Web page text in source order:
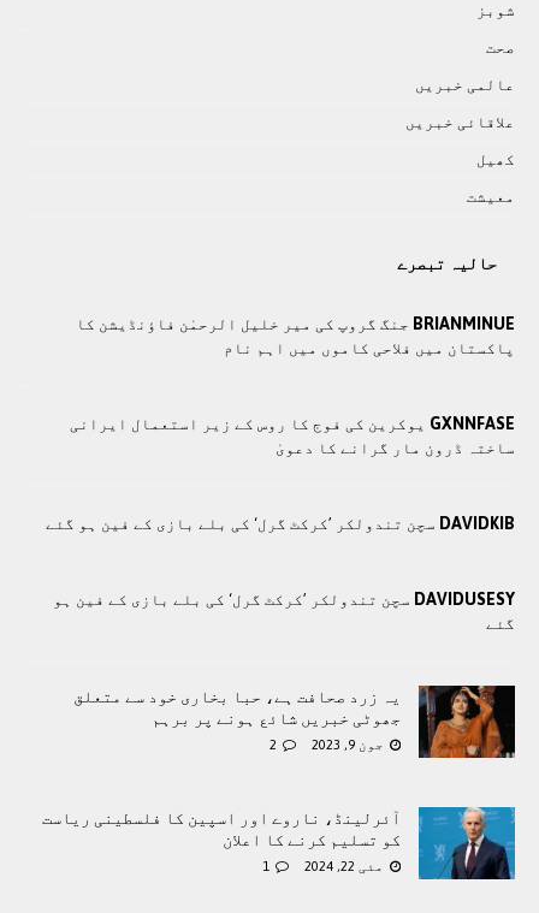
شوبز
صحت
عالمی خبريں
علاقائی خبريں
کھيل
معيشت
حالیہ تبصرے
BRIANMINUE جنگ گروپ کی میر خلیل الرحمٰن فاؤنڈیشن کا
پاکستان میں فلاحی کاموں ميں اہم نام
GXNNFASE یوکرین کی فوج کا روس کے زیر استعمال ایرانی
ساختہ ڈرون مار گرانے کا دعویٰ
DAVIDKIB سچن تندولکر ’کرکٹ گرل‘ کی بلے بازی کے فین ہو گئے
DAVIDUSESY سچن تندولکر ’کرکٹ گرل‘ کی بلے بازی کے فین ہو
گئے
یہ زرد صحافت ہے، حبا بخاری خود سے متعلق
جھوٹی خبریں شائع ہونے پر برہم
جون 9, 2023 2
آئرلینڈ، ناروے اور اسپین کا فلسطینی ریاست
کو تسلیم کرنے کا اعلان
مئی 22, 2024 1